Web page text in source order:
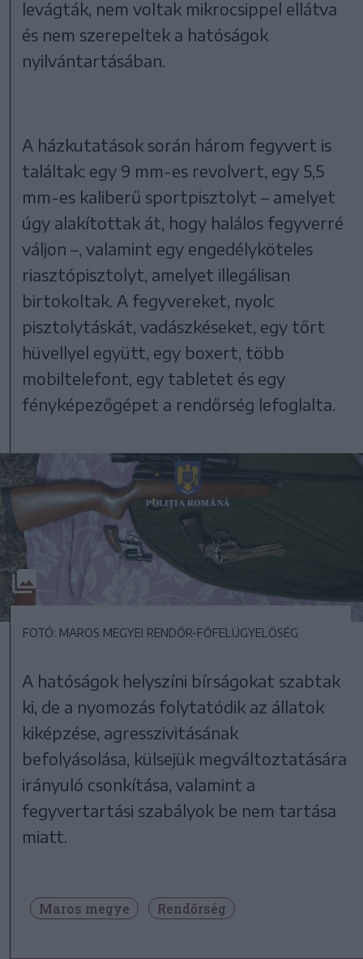
levágták, nem voltak mikrocsippel ellátva
és nem szerepeltek a hatóságok
nyilvántartásában.
A házkutatások során három fegyvert is
találtak: egy 9 mm-es revolvert, egy 5,5
mm-es kaliberű sportpisztolyt – amelyet
úgy alakítottak át, hogy halálos fegyverré
váljon –, valamint egy engedélyköteles
riasztópisztolyt, amelyet illegálisan
birtokoltak. A fegyvereket, nyolc
pisztolytáskát, vadászkéseket, egy tőrt
hüvellyel együtt, egy boxert, több
mobiltelefont, egy tabletet és egy
fényképezőgépet a rendőrség lefoglalta.
FOTÓ: MAROS MEGYEI RENDŐR-FŐFELÜGYELŐSÉG
A hatóságok helyszíni bírságokat szabtak
ki, de a nyomozás folytatódik az állatok
kiképzése, agresszivitásának
befolyásolása, külsejük megváltoztatására
irányuló csonkítása, valamint a
fegyvertartási szabályok be nem tartása
miatt.
Maros megye Rendőrség